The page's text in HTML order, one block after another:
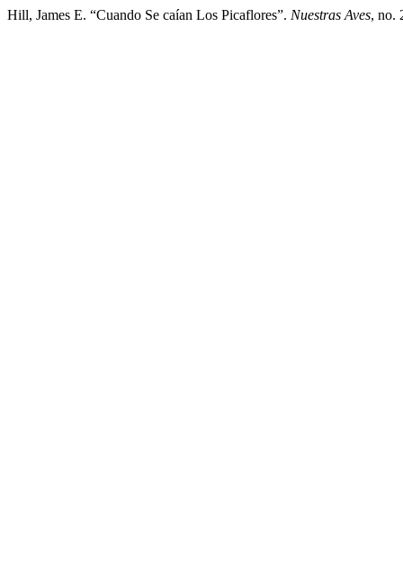
Hill, James E. “Cuando Se caían Los Picaflores”. Nuestras Aves, no.